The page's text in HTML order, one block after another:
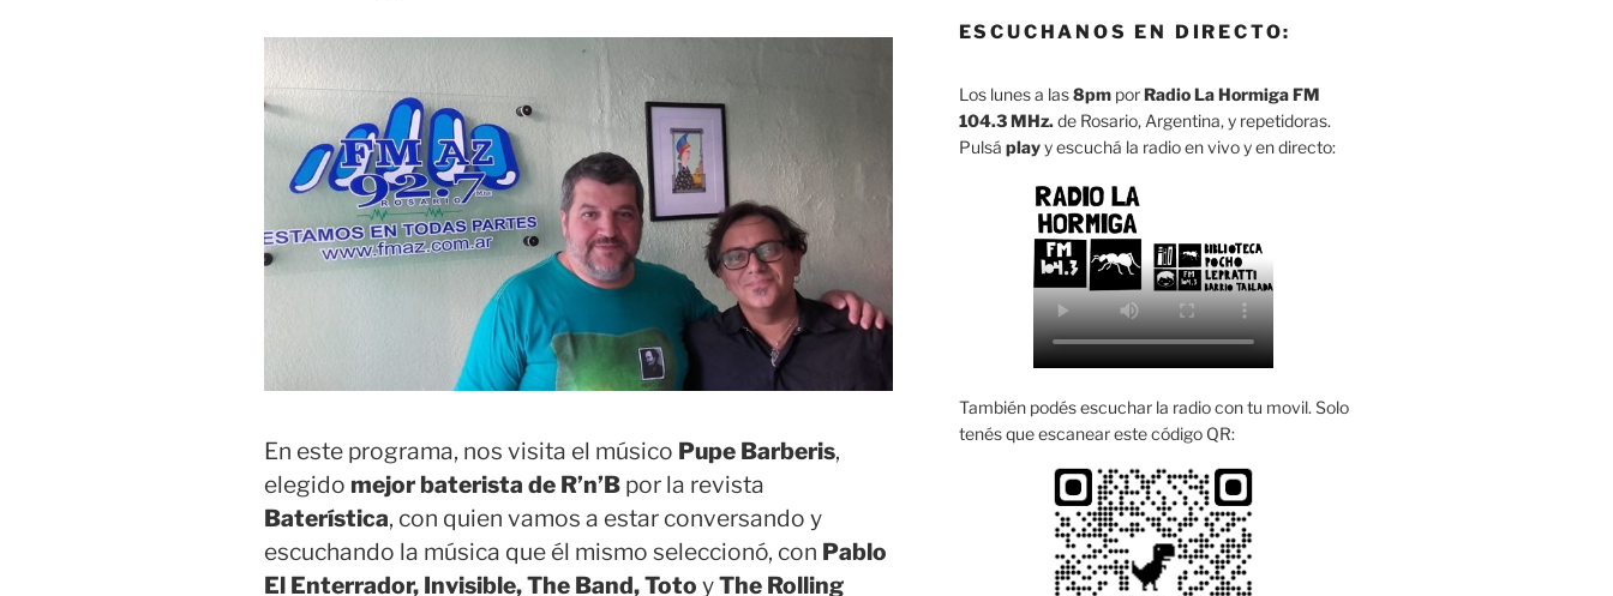
En este programa, nos visita el músico Pupe Barberis,
elegido mejor baterista de R’n’B por la revista
Baterística, con quien vamos a estar conversando y
escuchando la música que él mismo seleccionó, con Pablo
El Enterrador, Invisible, The Band, Toto yThe Rolling
ESCUCHANOS EN DIRECTO:
Los lunes a las8pmporRadio La Hormiga FM
104.3 MHz.de Rosario, Argentina, y repetidoras.
Pulsá playy escuchá la radio en vivo y en directo:
También podés escuchar la radio con tu movil. Solo
tenés que escanear este código QR: